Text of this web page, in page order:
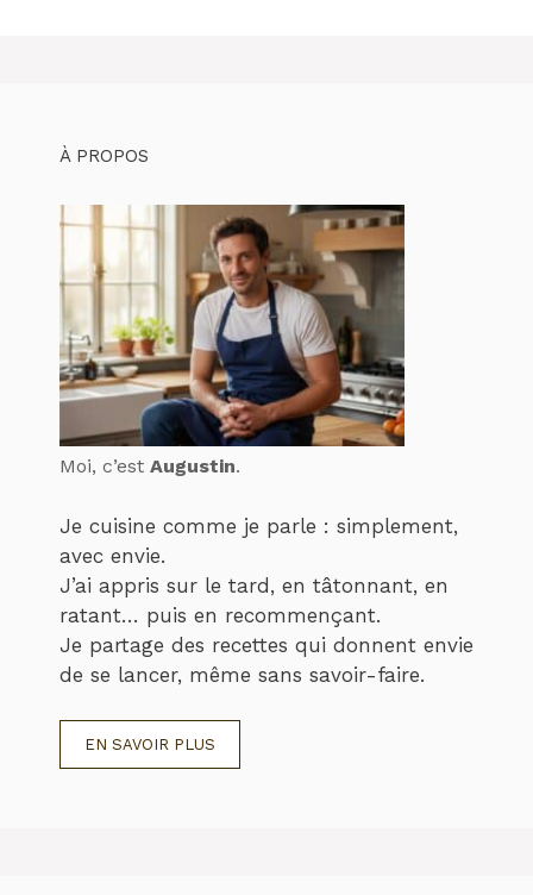
À PROPOS
Moi, c’est Augustin.
Je cuisine comme je parle : simplement,
avec envie.
J’ai appris sur le tard, en tâtonnant, en
ratant… puis en recommençant.
Je partage des recettes qui donnent envie
de se lancer, même sans savoir-faire.
EN SAVOIR PLUS